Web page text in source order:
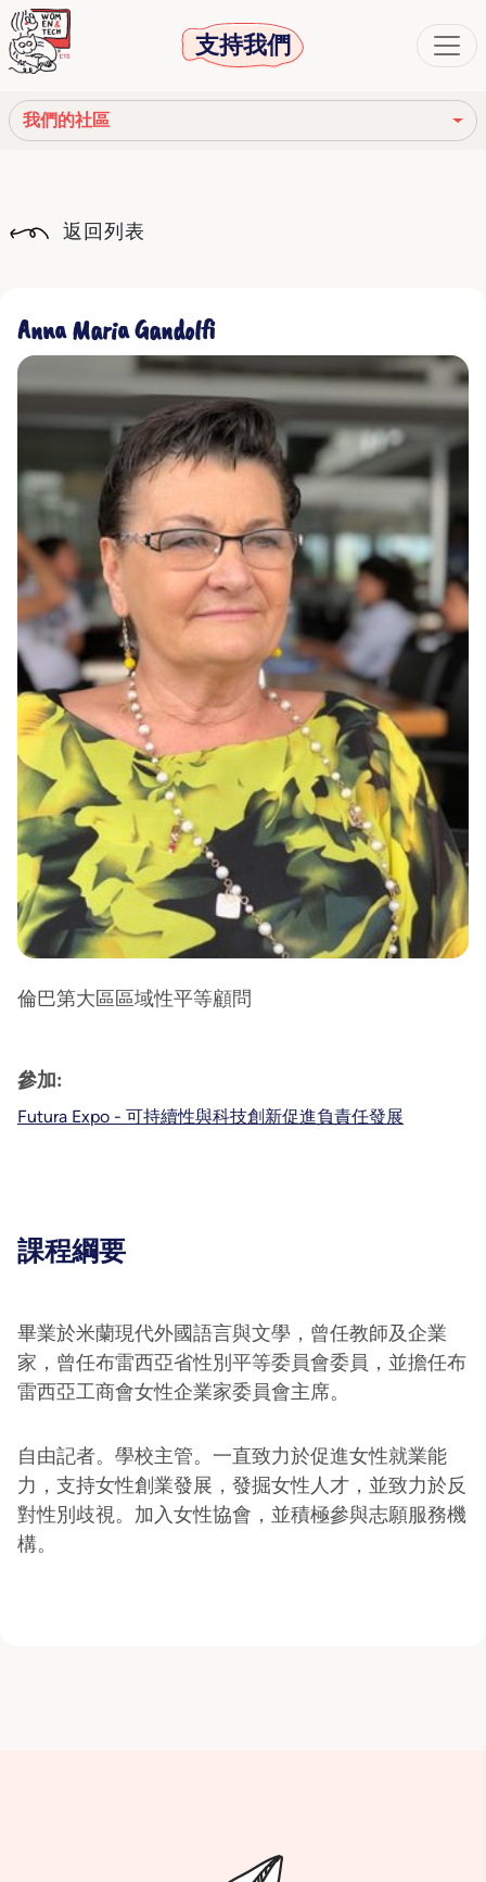
支持我們
我們的社區
道德守則
我們的網絡
我們的社區
返回列表
Anna Maria Gandolfi
倫巴第大區區域性平等顧問
參加:
Futura Expo - 可持續性與科技創新促進負責任發展
課程綱要
畢業於米蘭現代外國語言與文學，曾任教師及企業
家，曾任布雷西亞省性別平等委員會委員，並擔任布
雷西亞工商會女性企業家委員會主席。
自由記者。學校主管。一直致力於促進女性就業能
力，支持女性創業發展，發掘女性人才，並致力於反
對性別歧視。加入女性協會，並積極參與志願服務機
構。